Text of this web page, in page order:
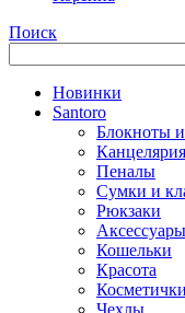
Поиск
Новинки
Santoro
Блокноты и
Канцелярия
Пеналы
Сумки и
Рюкзаки
Аксессуары
Кошельки
Красота
Косметички
Чехлы